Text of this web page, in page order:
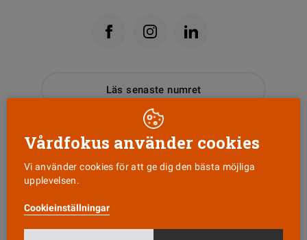
Läs senaste numret
Nyhetsbrev
Tipsa oss!
KONTAKT
Vårdfokus använder cookies
Vi använder cookies för att ge dig den bästa möjliga
upplevelsen.
Cookieinställningar